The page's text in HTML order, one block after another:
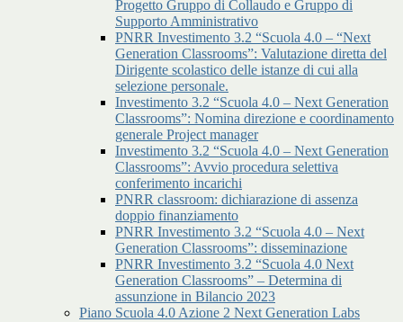
Progetto Gruppo di Collaudo e Gruppo di
Supporto Amministrativo
PNRR Investimento 3.2 “Scuola 4.0 – “Next
Generation Classrooms”: Valutazione diretta del
Dirigente scolastico delle istanze di cui alla
selezione personale.
Investimento 3.2 “Scuola 4.0 – Next Generation
Classrooms”: Nomina direzione e coordinamento
generale Project manager
Investimento 3.2 “Scuola 4.0 – Next Generation
Classrooms”: Avvio procedura selettiva
conferimento incarichi
PNRR classroom: dichiarazione di assenza
doppio finanziamento
PNRR Investimento 3.2 “Scuola 4.0 – Next
Generation Classrooms”: disseminazione
PNRR Investimento 3.2 “Scuola 4.0 Next
Generation Classrooms” – Determina di
assunzione in Bilancio 2023
Piano Scuola 4.0 Azione 2 Next Generation Labs